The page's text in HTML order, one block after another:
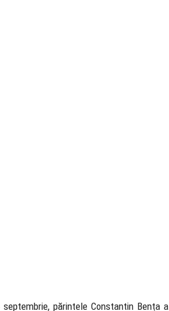
părintele Constantin Bența a